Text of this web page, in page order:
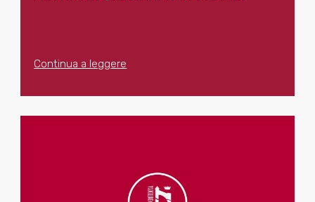
Continua a leggere